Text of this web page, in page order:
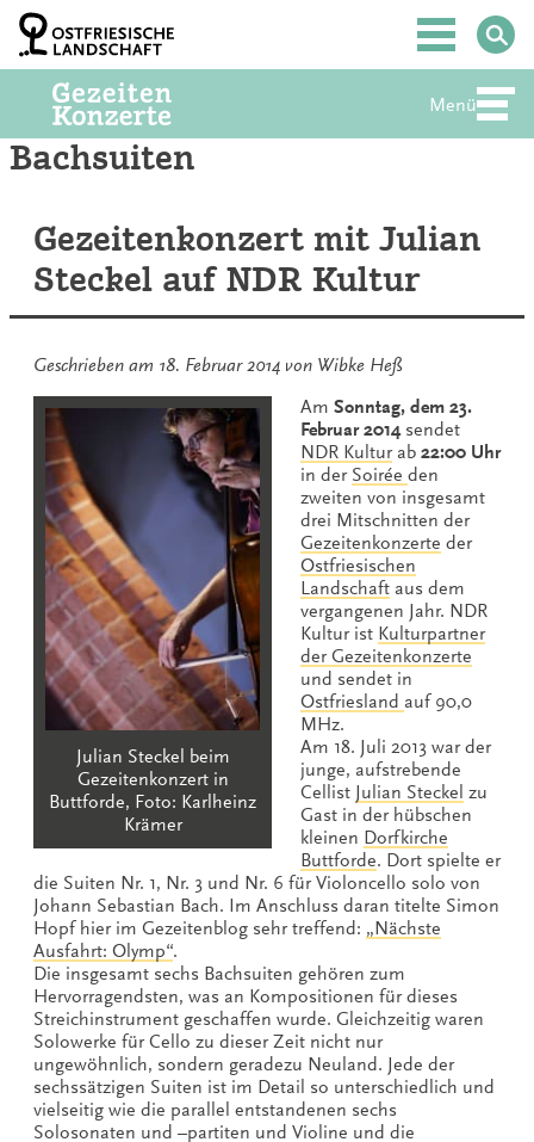
Zum
Inhalt
springen
Hauptmenü
Menü
Bachsuiten
Gezeitenkonzert mit Julian
Steckel auf NDR Kultur
Geschrieben am 18. Februar 2014 von Wibke Heß
Julian Steckel beim
Gezeitenkonzert in
Buttforde, Foto: Karlheinz
Krämer
Am Sonntag, dem 23.
Februar 2014sendet
NDR Kulturab 22:00 Uhr
in der Soirée den
zweiten von insgesamt
drei Mitschnitten der
Gezeitenkonzerte der
Ostfriesischen
Landschaft aus dem
vergangenen Jahr. NDR
Kultur ist Kulturpartner
der Gezeitenkonzerte
und sendet in
Ostfriesland auf 90,0
MHz.
Am 18. Juli 2013 war der
junge, aufstrebende
Cellist Julian Steckel zu
Gast in der hübschen
kleinen Dorfkirche
Buttforde. Dort spielte er
die Suiten Nr. 1, Nr. 3 und Nr. 6 für Violoncello solo von
Johann Sebastian Bach. Im Anschluss daran titelte Simon
Hopf hier im Gezeitenblog sehr treffend: „Nächste
Ausfahrt: Olymp“.
Die insgesamt sechs Bachsuiten gehören zum
Hervorragendsten, was an Kompositionen für dieses
Streichinstrument geschaffen wurde. Gleichzeitig waren
Solowerke für Cello zu dieser Zeit nicht nur
ungewöhnlich, sondern geradezu Neuland. Jede der
sechssätzigen Suiten ist im Detail so unterschiedlich und
vielseitig wie die parallel entstandenen sechs
Solosonaten und –partiten und Violine und die